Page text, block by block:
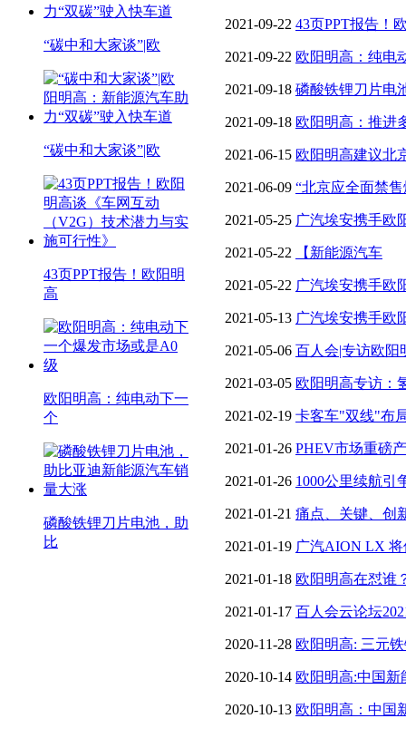
“碳中和大家谈”|欧
“碳中和大家谈”|欧
43页PPT报告！欧阳明
高
欧阳明高：纯电动下一
个
磷酸铁锂刀片电池，助
比
碳”驶入快车道
2021-09-22 43页PPT报告！
技术潜力与实施可行性》
2021-09-22 欧阳明高：纯电
2021-09-18 磷酸铁锂刀片电
大涨
2021-09-18 欧阳明高：推进
技术趋势
2021-06-15 欧阳明高建议北
需要哪些助推？
2021-06-09 “北京应全面禁
话，实际行动有多难？
2021-05-25 广汽埃安携手欧
业发展趋势
2021-05-22 【新能源汽车
2021-05-22 广汽埃安携手欧
业发展趋势
2021-05-13 广汽埃安携手欧
业发展趋势
2021-05-06 百人会|专访欧
路”
2021-03-05 欧阳明高专访：
作用？
2021-02-19 卡客车"双线"布
市场风口
2021-01-26 PHEV市场重磅
2021-01-26 1000公里续航引
点？
2021-01-21 痛点、关键、创
的「能源革命」
2021-01-19 广汽AION LX
产/最高续航1000km
2021-01-18 欧阳明高在怼谁
2021-01-17 百人会云论坛
能源汽车创新与发展
2020-11-28 欧阳明高: 三元
料电池明年腾飞
2020-10-14 欧阳明高:中国
平
2020-10-13 欧阳明高：中国